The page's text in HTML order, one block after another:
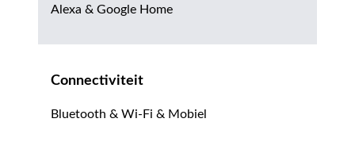
Alexa & Google Home
Connectiviteit
Bluetooth & Wi-Fi & Mobiel